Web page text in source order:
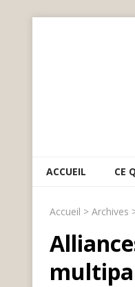
ACCUEIL CE
Accueil > Archives